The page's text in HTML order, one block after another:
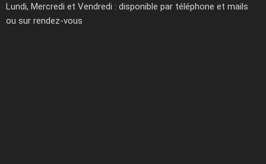
Lundi, Mercredi et Vendredi : disponible par téléphone et mails
ou sur rendez-vous